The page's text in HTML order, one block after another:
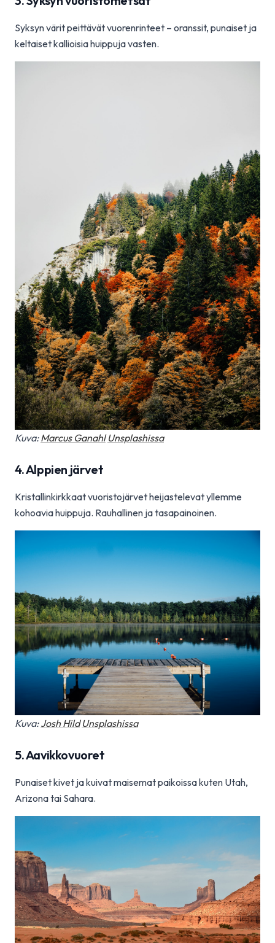
Syksyn värit peittävät vuorenrinteet – oranssit, punaiset ja
keltaiset kallioisia huippuja vasten.
Kuva:Marcus Ganahl Unsplashissa
4. Alppien järvet
Kristallinkirkkaat vuoristojärvet heijastelevat yllemme
kohoavia huippuja. Rauhallinen ja tasapainoinen.
Kuva:Josh Hild Unsplashissa
5. Aavikkovuoret
Punaiset kivet ja kuivat maisemat paikoissa kuten Utah,
Arizona tai Sahara.